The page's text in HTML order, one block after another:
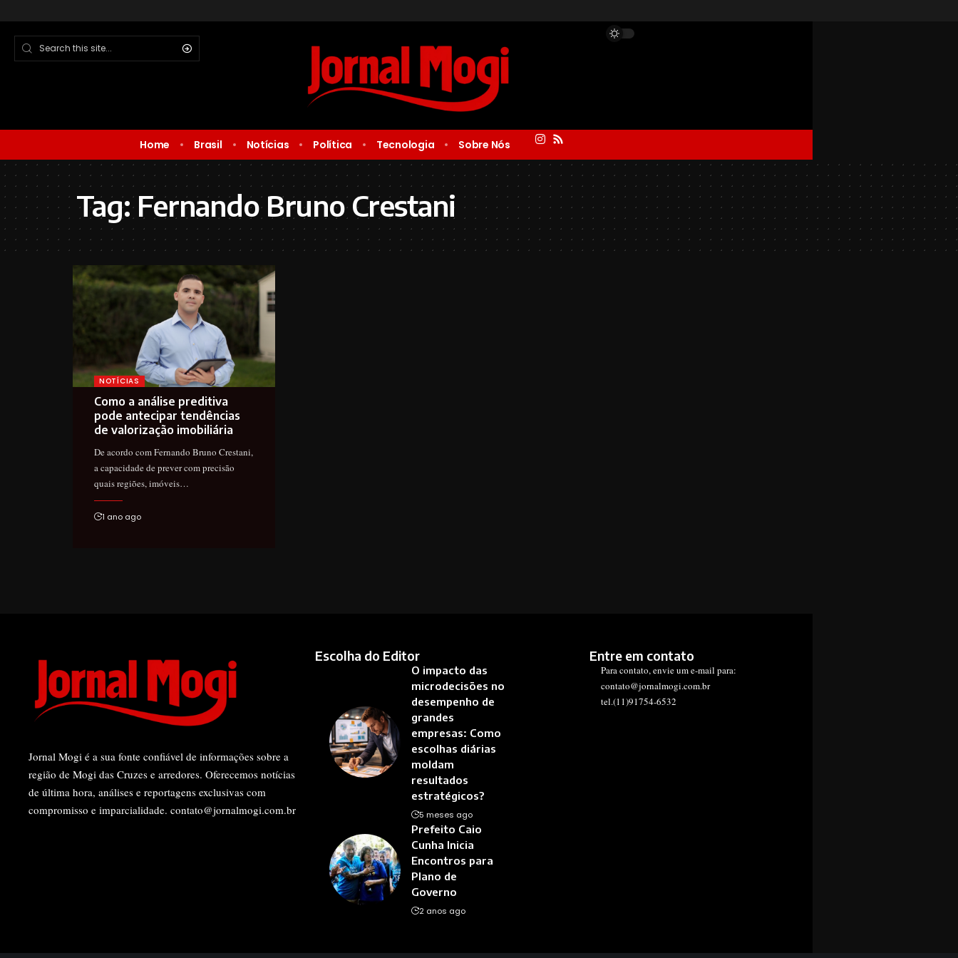
Home Brasil Notícias Política Tecnologia Sobre Nós
Tag:Fernando Bruno Crestani
NOTÍCIAS
Como a análise preditiva
pode antecipar tendências
de valorização imobiliária
De acordo com Fernando Bruno Crestani,
a capacidade de prever com precisão
quais regiões, imóveis…
1 ano ago
Jornal Mogi é a sua fonte confiável de informações sobre a
região de Mogi das Cruzes e arredores. Oferecemos notícias
de última hora, análises e reportagens exclusivas com
compromisso e imparcialidade. contato@jornalmogi.com.br
Escolha do Editor
O impacto das
microdecisões no
desempenho de
grandes
empresas: Como
escolhas diárias
moldam
resultados
estratégicos?
5 meses ago
Prefeito Caio
Cunha Inicia
Encontros para
Plano de
Governo
2 anos ago
Entre em contato
Para contato, envie um e-mail para:
contato@jornalmogi.com.br
tel.(11)91754-6532